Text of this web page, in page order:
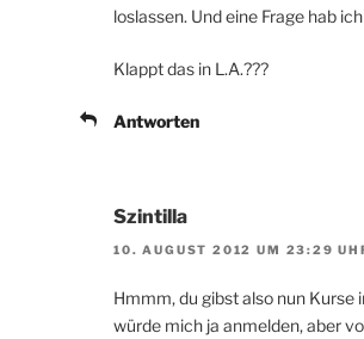
loslassen. Und eine Frage hab
Klappt das in L.A.???
Antworten
Szintilla
10. AUGUST 2012 UM 23:29
Hmmm, du gibst also nun Kurse
würde mich ja anmelden, aber